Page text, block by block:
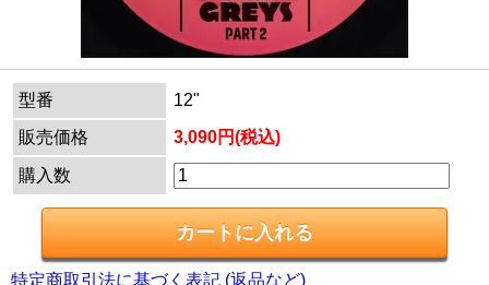
型番
12"
販売価格
3,090円(税込)
購入数
特定商取引法に基づく表記 (返品など)